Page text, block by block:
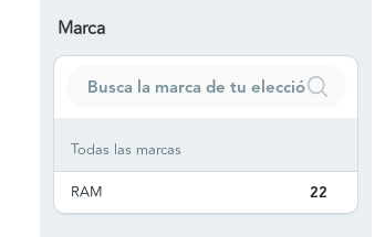
Marca
Todas las marcas
RAM
22